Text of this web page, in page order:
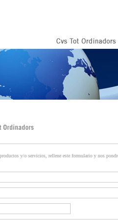
y/o servicios, rellene este formulario y nos